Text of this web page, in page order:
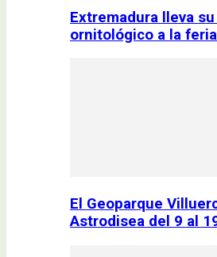
Extremadura lleva
ornitológico a la
El Geoparque
Astrodisea del 9 al